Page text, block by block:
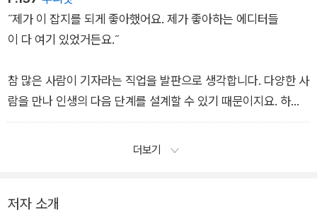
˝제가 이 잡지를 되게 좋아했어요. 제가 좋아하는 에디터들
이 다 여기 있었거든요.˝
참 많은 사람이 기자라는 직업을 발판으로 생각합니다. 다양한 사
람을 만나 인생의 다음 단계를 설계할 수 있기 때문이지요. 하지
만 누군가는 오로지 기자로서의 삶 자체를 보고 기자가 되기도 합
니다. 펜이 칼보다 강하다는 신념으로 좋은 영향력을 끼치고 싶
더보기
저자 소개